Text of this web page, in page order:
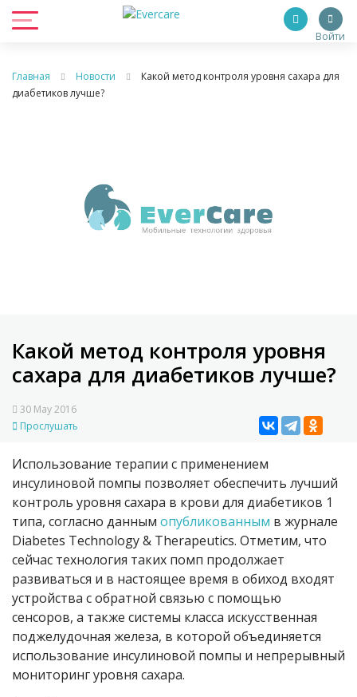
Войти
Главная Новости
Какой метод контроля уровня сахара для
диабетиков лучше?
Какой метод контроля уровня
сахара для диабетиков лучше?
30 May 2016
Прослушать
Использование терапии с применением
инсулиновой помпы позволяет обеспечить лучший
контроль уровня сахара в крови для диабетиков 1
типа, согласно данным опубликованным в журнале
Diabetes Technology & Therapeutics. Отметим, что
сейчас технология таких помп продолжает
развиваться и в настоящее время в обиход входят
устройства с обратной связью с помощью
сенсоров, а также системы класса искусственная
поджелудочная железа, в которой объединяется
использование инсулиновой помпы и непрерывный
мониторинг уровня сахара.